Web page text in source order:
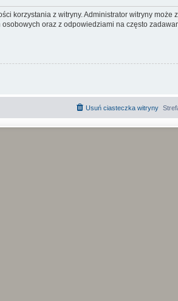
korzystania z witryny. Administrator witryny może
oraz z odpowiedziami na często
Usuń ciasteczka witryny